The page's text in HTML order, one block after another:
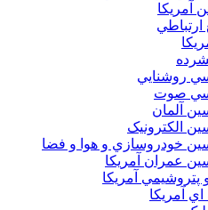
آمريکا
ارتباطي
روشنايي
صوت
آلمان
الکترونيک
خودروسازي و هوا و فضا
عمران آمريکا
پتروشيمي آمريکا
آمريکا